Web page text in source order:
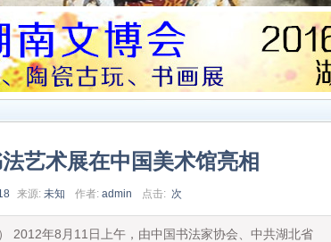
艺术展在中国美术馆亮相
来源: 未知 作者: admin 点击: 次
2012年8月11日上午，由中国书法家协会、中共湖北省